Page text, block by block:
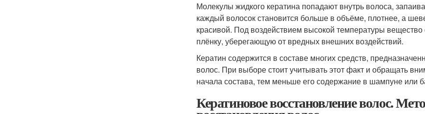
Молекулы жидкого кератина попадают внутрь волоса,
каждый волосок становится больше в объёме, плотнее, а
красивой. Под воздействием высокой температуры
плёнку, уберегающую от вредных внешних воздействий.
Кератин содержится в составе многих средств,
волос. При выборе стоит учитывать этот факт и обращать
начала состава, тем меньше его содержание в шампуне или
Кератиновое восстановление волос.